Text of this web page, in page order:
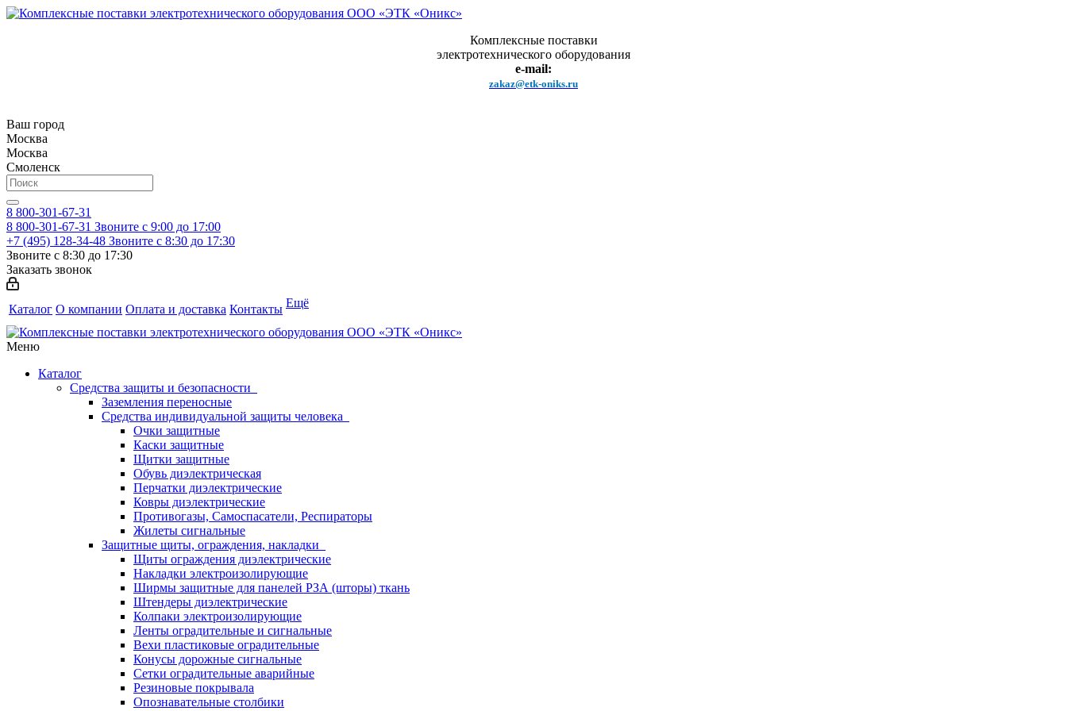
Комплексные поставки
электротехнического оборудования
e-mail:
zakaz@etk-oniks.ru
Ваш город
Москва
Москва
Смоленск
8 800-301-67-31
8 800-301-67-31 Звоните с 9:00 до 17:00
+7 (495) 128-34-48 Звоните с 8:30 до 17:30
Звоните с 8:30 до 17:30
Заказать звонок
Каталог О компании Оплата и доставка Контакты Ещё
Меню
Каталог
Средства защиты и безопасности
Заземления переносные
Средства индивидуальной защиты человека
Очки защитные
Каски защитные
Щитки защитные
Обувь диэлектрическая
Перчатки диэлектрические
Ковры диэлектрические
Противогазы, Самоспасатели, Респираторы
Жилеты сигнальные
Защитные щиты, ограждения, накладки
Щиты ограждения диэлектрические
Накладки электроизолирующие
Ширмы защитные для панелей РЗА (шторы) ткань
Штендеры диэлектрические
Колпаки электроизолирующие
Ленты оградительные и сигнальные
Вехи пластиковые оградительные
Конусы дорожные сигнальные
Сетки оградительные аварийные
Резиновые покрывала
Опознавательные столбики